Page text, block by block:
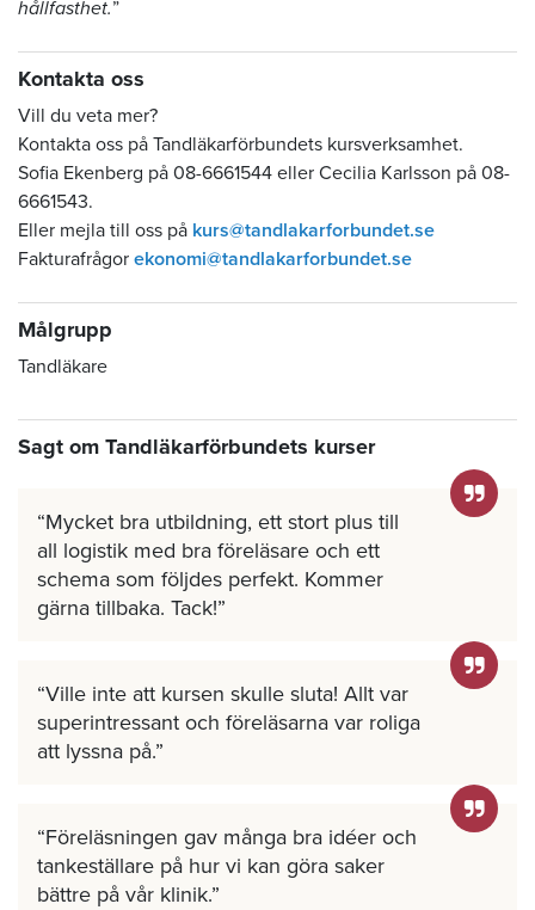
hållfasthet.”
Kontakta oss
Vill du veta mer?
Kontakta oss på Tandläkarförbundets kursverksamhet.
Sofia Ekenberg på 08-6661544 eller Cecilia Karlsson på 08-
6661543.
Eller mejla till oss på kurs@tandlakarforbundet.se
Fakturafrågor ekonomi@tandlakarforbundet.se
Målgrupp
Tandläkare
Sagt om Tandläkarförbundets kurser
Mycket bra utbildning, ett stort plus till
all logistik med bra föreläsare och ett
schema som följdes perfekt. Kommer
gärna tillbaka. Tack!
Ville inte att kursen skulle sluta! Allt var
superintressant och föreläsarna var roliga
att lyssna på.
Föreläsningen gav många bra idéer och
tankeställare på hur vi kan göra saker
bättre på vår klinik.